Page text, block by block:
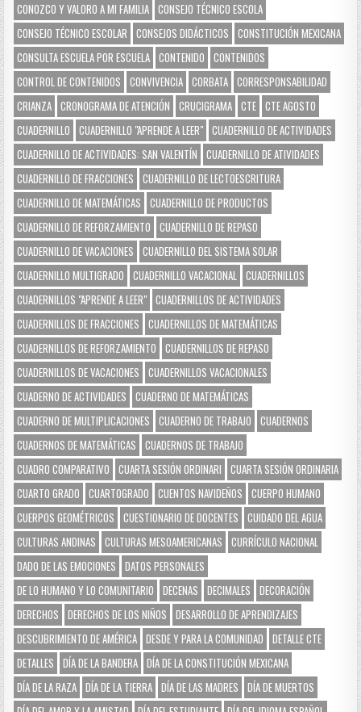
CONOZCO Y VALORO A MI FAMILIA CONSEJO TÉCNICO ESCOLA
CONSEJO TÉCNICO ESCOLAR
CONSEJOS DIDÁCTICOS
CONSTITUCIÓN MEXICANA
CONSULTA ESCUELA POR ESCUELA CONTENIDO
CONTENIDOS
CONTROL DE CONTENIDOS
CONVIVENCIA CORBATA CORRESPONSABILIDAD
CRIANZA CRONOGRAMA DE ATENCIÓN CRUCIGRAMA CTE CTE AGOSTO
CUADERNILLO
CUADERNILLO "APRENDE A LEER" CUADERNILLO DE ACTIVIDADES
CUADERNILLO DE ACTIVIDADES: SAN VALENTÍN
CUADERNILLO DE ATIVIDADES
CUADERNILLO DE FRACCIONES
CUADERNILLO DE LECTOESCRITURA
CUADERNILLO DE MATEMÁTICAS
CUADERNILLO DE PRODUCTOS
CUADERNILLO DE REFORZAMIENTO
CUADERNILLO DE REPASO
CUADERNILLO DE VACACIONES
CUADERNILLO DEL SISTEMA SOLAR
CUADERNILLO MULTIGRADO
CUADERNILLO VACACIONAL CUADERNILLOS
CUADERNILLOS "APRENDE A LEER" CUADERNILLOS DE ACTIVIDADES
CUADERNILLOS DE FRACCIONES
CUADERNILLOS DE MATEMÁTICAS
CUADERNILLOS DE REFORZAMIENTO
CUADERNILLOS DE REPASO
CUADERNILLOS DE VACACIONES
CUADERNILLOS VACACIONALES
CUADERNO DE ACTIVIDADES
CUADERNO DE MATEMÁTICAS
CUADERNO DE MULTIPLICACIONES
CUADERNO DE TRABAJO
CUADERNOS
CUADERNOS DE MATEMÁTICAS
CUADERNOS DE TRABAJO
CUADRO COMPARATIVO
CUARTA SESIÓN ORDINARI
CUARTA SESIÓN ORDINARIA
CUARTO GRADO
CUARTOGRADO CUENTOS NAVIDEÑOS
CUERPO HUMANO
CUERPOS GEOMÉTRICOS
CUESTIONARIO DE DOCENTES
CUIDADO DEL AGUA
CULTURAS ANDINAS
CULTURAS MESOAMERICANAS
CURRÍCULO NACIONAL
DADO DE LAS EMOCIONES
DATOS PERSONALES
DE LO HUMANO Y LO COMUNITARIO
DECENAS DECIMALES
DECORACIÓN
DERECHOS
DERECHOS DE LOS NIÑOS
DESARROLLO DE APRENDIZAJES
DESCUBRIMIENTO DE AMÉRICA DESDE Y PARA LA COMUNIDAD
DETALLE CTE
DETALLES
DÍA DE LA BANDERA DÍA DE LA CONSTITUCIÓN MEXICANA
DÍA DE LA RAZA DÍA DE LA TIERRA DÍA DE LAS MADRES
DÍA DE MUERTOS